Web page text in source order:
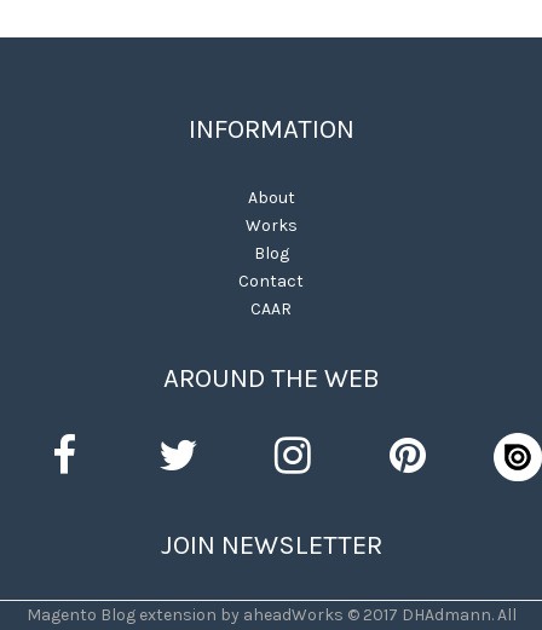
INFORMATION
About
Works
Blog
Contact
CAAR
AROUND THE WEB
JOIN NEWSLETTER
Magento Blog extension by aheadWorks © 2017 DHAdmann. All